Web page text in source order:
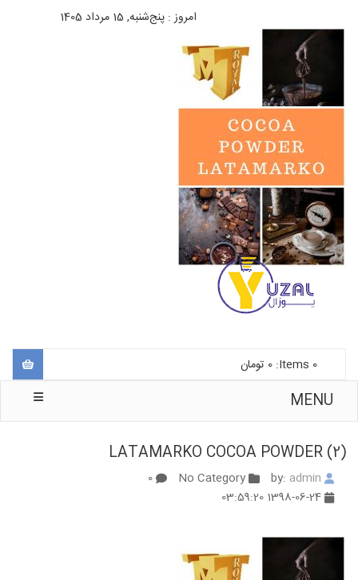
امروز : پنج‌شنبه, 15 مرداد 1405
0
Items:
0 تومان
MENU
LATAMARKO COCOA POWDER (2)
admin